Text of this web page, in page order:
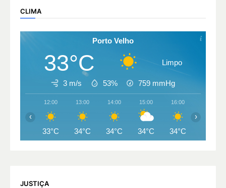
CLIMA
Porto Velho
33°C Limpo
3 m/s 53% 759 mmHg
12:00
33°C
13:00
34°C
14:00
34°C
15:00
34°C
16:00
34°C
‹ ›
JUSTIÇA